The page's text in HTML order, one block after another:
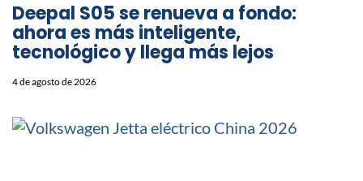
Deepal S05 se renueva a fondo:
ahora es más inteligente,
tecnológico y llega más lejos
4 de agosto de 2026